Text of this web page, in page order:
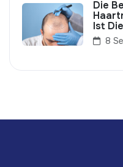
Die
Ist
8